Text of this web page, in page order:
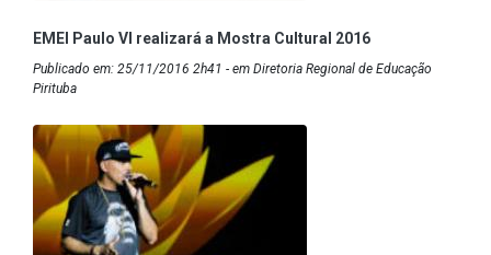
EMEI Paulo VI realizará a Mostra Cultural 2016
Publicado em: 25/11/2016 2h41 - em Diretoria Regional de Educação
Pirituba